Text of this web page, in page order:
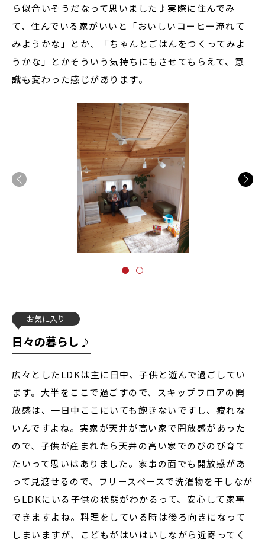
ら似合いそうだなって思いました♪実際に住んでみ
て、住んでいる家がいいと「おいしいコーヒー淹れて
みようかな」とか、「ちゃんとごはんをつくってみよ
うかな」とかそういう気持ちにもさせてもらえて、意
識も変わった感じがあります。
お気に入り
日々の暮らし♪
広々としたLDKは主に日中、子供と遊んで過ごしてい
ます。大半をここで過ごすので、スキップフロアの開
放感は、一日中ここにいても飽きないですし、疲れな
いんですよね。実家が天井が高い家で開放感があった
ので、子供が産まれたら天井の高い家でのびのび育て
たいって思いはありました。家事の面でも開放感があ
って見渡せるので、フリースペースで洗濯物を干しなが
らLDKにいる子供の状態がわかるって、安心して家事
できますよね。料理をしている時は後ろ向きになって
しまいますが、こどもがはいはいしながら近寄ってく